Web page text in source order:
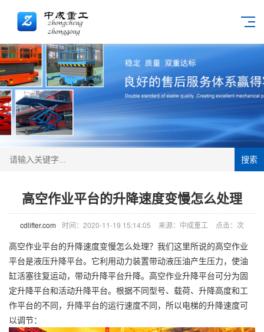
搜索
高空作业平台的升降速度变慢怎么处理
cdlifter.com 时间：2020-11-19 15:14:05 来源：中成重工 点击： 次
高空作业平台的升降速度变慢怎么处理？我们这里所说的高空作业
平台是液压升降平台。它利用动力装置带动液压油产生压力，使油
缸活塞往复运动，带动升降平台升降。高空作业升降平台可分为固
定升降平台和活动升降平台。根据不同型号、载荷、升降高度和工
作平台的不同，升降平台的运行速度不同，所以电梯的升降速度可
以调节：